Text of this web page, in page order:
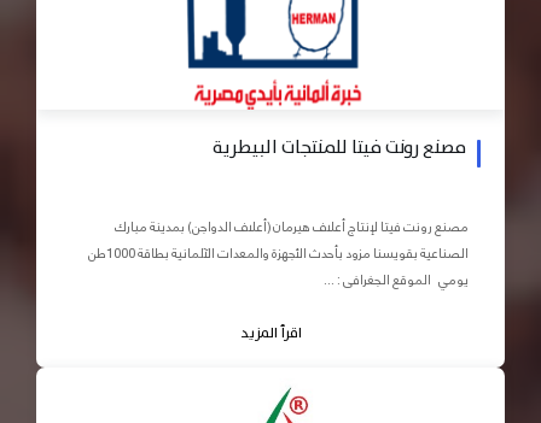
مصنع رونت فيتا للمنتجات البيطرية
مصنع رونت فيتا لإنتاج أعلاف هيرمان (أعلاف الدواجن) بمدينة مبارك
الصناعية بقويسنا مزود بأحدث الأجهزة والمعدات الآلمانية بطاقة 1000طن
يومي الموقع الجغرافى : ...
اقرأ المزيد